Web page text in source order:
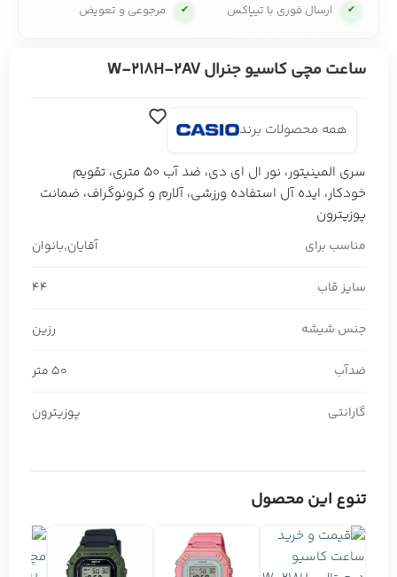
✔ ارسال فوری با تیپاکس ✔ مرجوعی و تعویض
ساعت مچی کاسیو جنرال W-218H-2AV
همه محصولات برند
سری المینیتور، نور ال ای دی، ضد آب 50 متری، تقویم
خودکار، ایده آل استفاده ورزشی، آلارم و کرونوگراف، ضمانت
پوزیترون
مناسب برای آقایان,بانوان
سایز قاب 44
جنس شیشه رزین
ضدآب 50 متر
گارانتی پوزیترون
تنوع این محصول